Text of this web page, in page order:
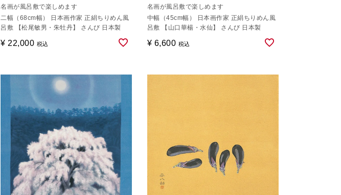
名画が風呂敷で楽しめます
二幅（68cm幅） 日本画作家 正絹ちりめん風
呂敷 【松尾敏男・朱牡丹】 さんび 日本製
¥ 22,000 税込
名画が風呂敷で楽しめます
中幅（45cm幅） 日本画作家 正絹ちりめん風
呂敷 【山口華楊・水仙】 さんび 日本製
¥ 6,600 税込